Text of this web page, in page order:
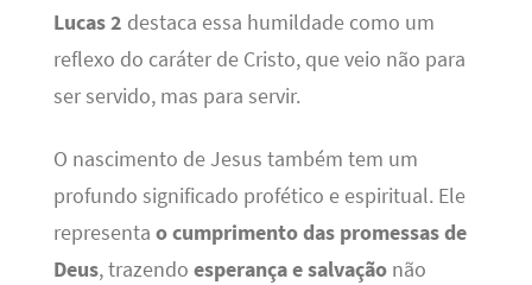
Lucas 2 destaca essa humildade como um
reflexo do caráter de Cristo, que veio não para
ser servido, mas para servir.
O nascimento de Jesus também tem um
profundo significado profético e espiritual. Ele
representa o cumprimento das promessas de
Deus, trazendo esperança e salvaçãonão